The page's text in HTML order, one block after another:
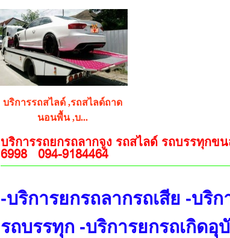
บริการรถสไลด์ ,รถสไลด์ถาด
นอนพื้น ,บ...
บริการรถยกรถลากจูง รถสไลด์ รถบรรทุก
6998 094-9184464
-บริการยกรถลากรถเสีย -บริ
รถบรรทุก -บริการยกรถเกิดอุ